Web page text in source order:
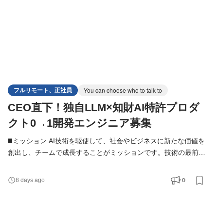
フルリモート、正社員 You can choose who to talk to
CEO直下！独自LLM×知財AI特許プロダ
クト0→1開発エンジニア募集
◼️ミッション AI技術を駆使して、社会やビジネスに新たな価値を
創出し、チームで成長することがミッションです。技術の最前線
ン 自社プロダクトである「AI特許ロケット」の1人目専属エンジ
ニアを担っていただきます。 受託案件との兼務はなく100％プロ
8 days ago 0